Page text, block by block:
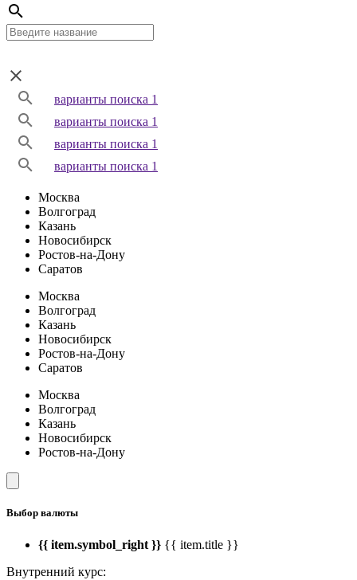
варианты поиска 1
варианты поиска 1
варианты поиска 1
варианты поиска 1
Москва
Волгоград
Казань
Новосибирск
Ростов-на-Дону
Саратов
Москва
Волгоград
Казань
Новосибирск
Ростов-на-Дону
Саратов
Москва
Волгоград
Казань
Новосибирск
Ростов-на-Дону
Выбор валюты
{{ item.symbol_right }} {{ item.title }}
Внутренний курс: